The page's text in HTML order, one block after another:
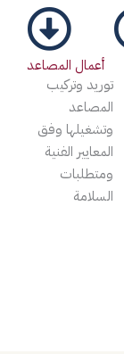
أعمال المصاعد
توريد وتركيب
المصاعد
وتشغيلها وفق
المعايير الفنية
ومتطلبات
السلامة